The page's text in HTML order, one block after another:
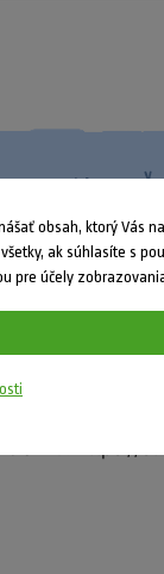
obsah, ktorý Vás
ak súhlasíte s
pre účely